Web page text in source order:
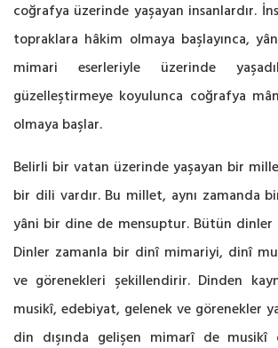
coğrafya üzerinde yaşayan insanlardır.
topraklara hâkim olmaya başlayınca,
mimari eserleriyle üzerinde
güzelleştirmeye koyulunca coğrafya
olmaya başlar.
Belirli bir vatan üzerinde yaşayan bir
bir dili vardır. Bu millet, aynı zamanda
yâni bir dine de mensuptur. Bütün dinler
Dinler zamanla bir dinî mimariyi, dinî
ve görenekleri şekillendirir. Dinden
musikî, edebiyat, gelenek ve görenekler
din dışında gelişen mimarî de